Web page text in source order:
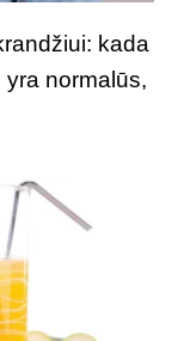
kada
normalūs,